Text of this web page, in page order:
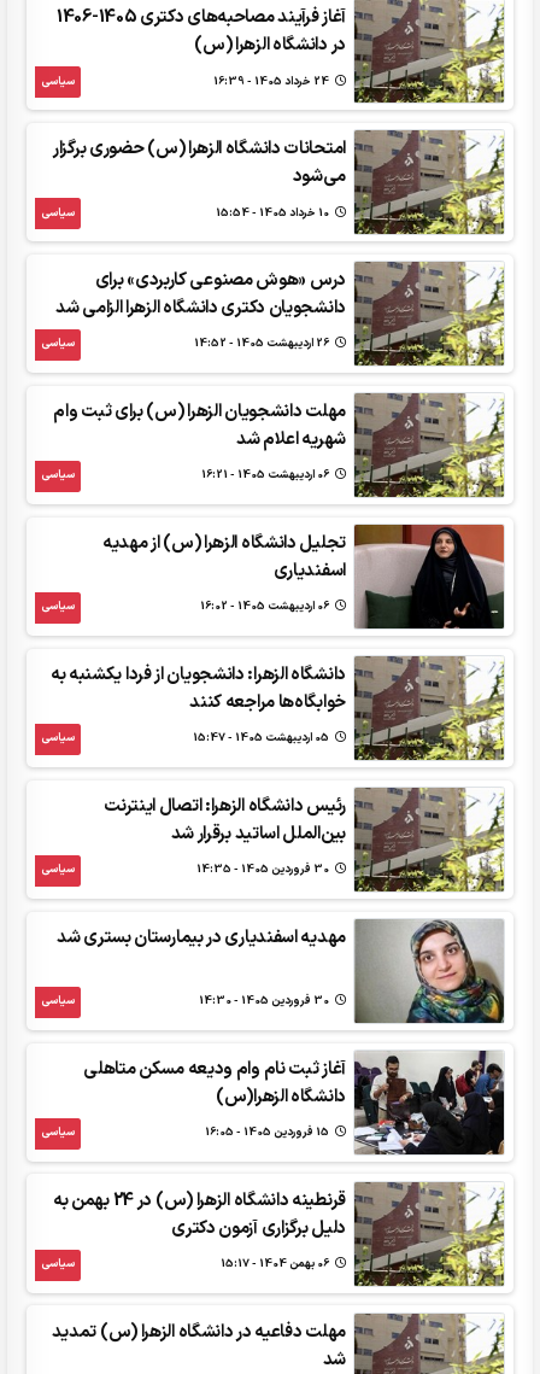
آغاز فرآیند مصاحبه‌های دکتری 1405-1406
در دانشگاه الزهرا (س)
سیاسی
امتحانات دانشگاه الزهرا (س) حضوری برگزار
می‌شود
سیاسی
درس «هوش مصنوعی کاربردی» برای
دانشجویان دکتری دانشگاه الزهرا الزامی شد
سیاسی
مهلت دانشجویان الزهرا (س) برای ثبت وام
شهریه اعلام شد
سیاسی
تجلیل دانشگاه الزهرا (س) از مهدیه
اسفندیاری
سیاسی
دانشگاه الزهرا: دانشجویان از فردا یکشنبه به
خوابگاه‌ها مراجعه کنند
سیاسی
رئیس دانشگاه الزهرا: اتصال اینترنت
بین‌الملل اساتید برقرار شد
سیاسی
مهدیه اسفندیاری در بیمارستان بستری شد
سیاسی
آغاز ثبت نام‌ وام‌ ودیعه مسکن متاهلی
دانشگاه الزهرا(س)
سیاسی
قرنطینه دانشگاه الزهرا (س) در 24 بهمن‌ به
دلیل برگزاری آزمون دکتری
سیاسی
مهلت دفاعیه در دانشگاه الزهرا (س) تمدید
شد